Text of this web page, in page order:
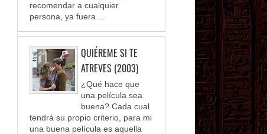
recomendar a cualquier
persona, ya fuera ...
QUIÉREME SI TE
ATREVES (2003)
¿Qué hace que
una película sea
buena? Cada cual
tendrá su propio criterio, para mi
una buena película es aquella